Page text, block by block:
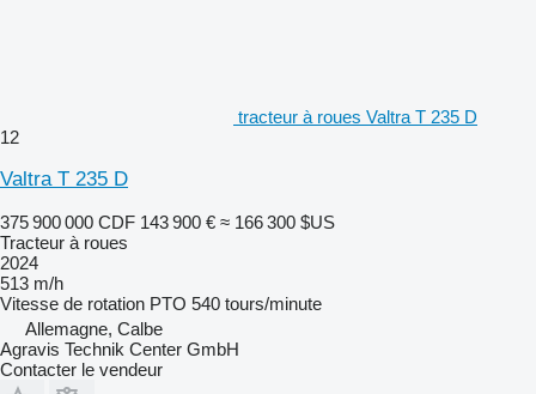
tracteur à roues Valtra T 235 D
12
Valtra T 235 D
375 900 000 CDF 143 900 € ≈ 166 300 $US
Tracteur à roues
2024
513 m/h
Vitesse de rotation PTO 540 tours/minute
Allemagne, Calbe
Agravis Technik Center GmbH
Contacter le vendeur